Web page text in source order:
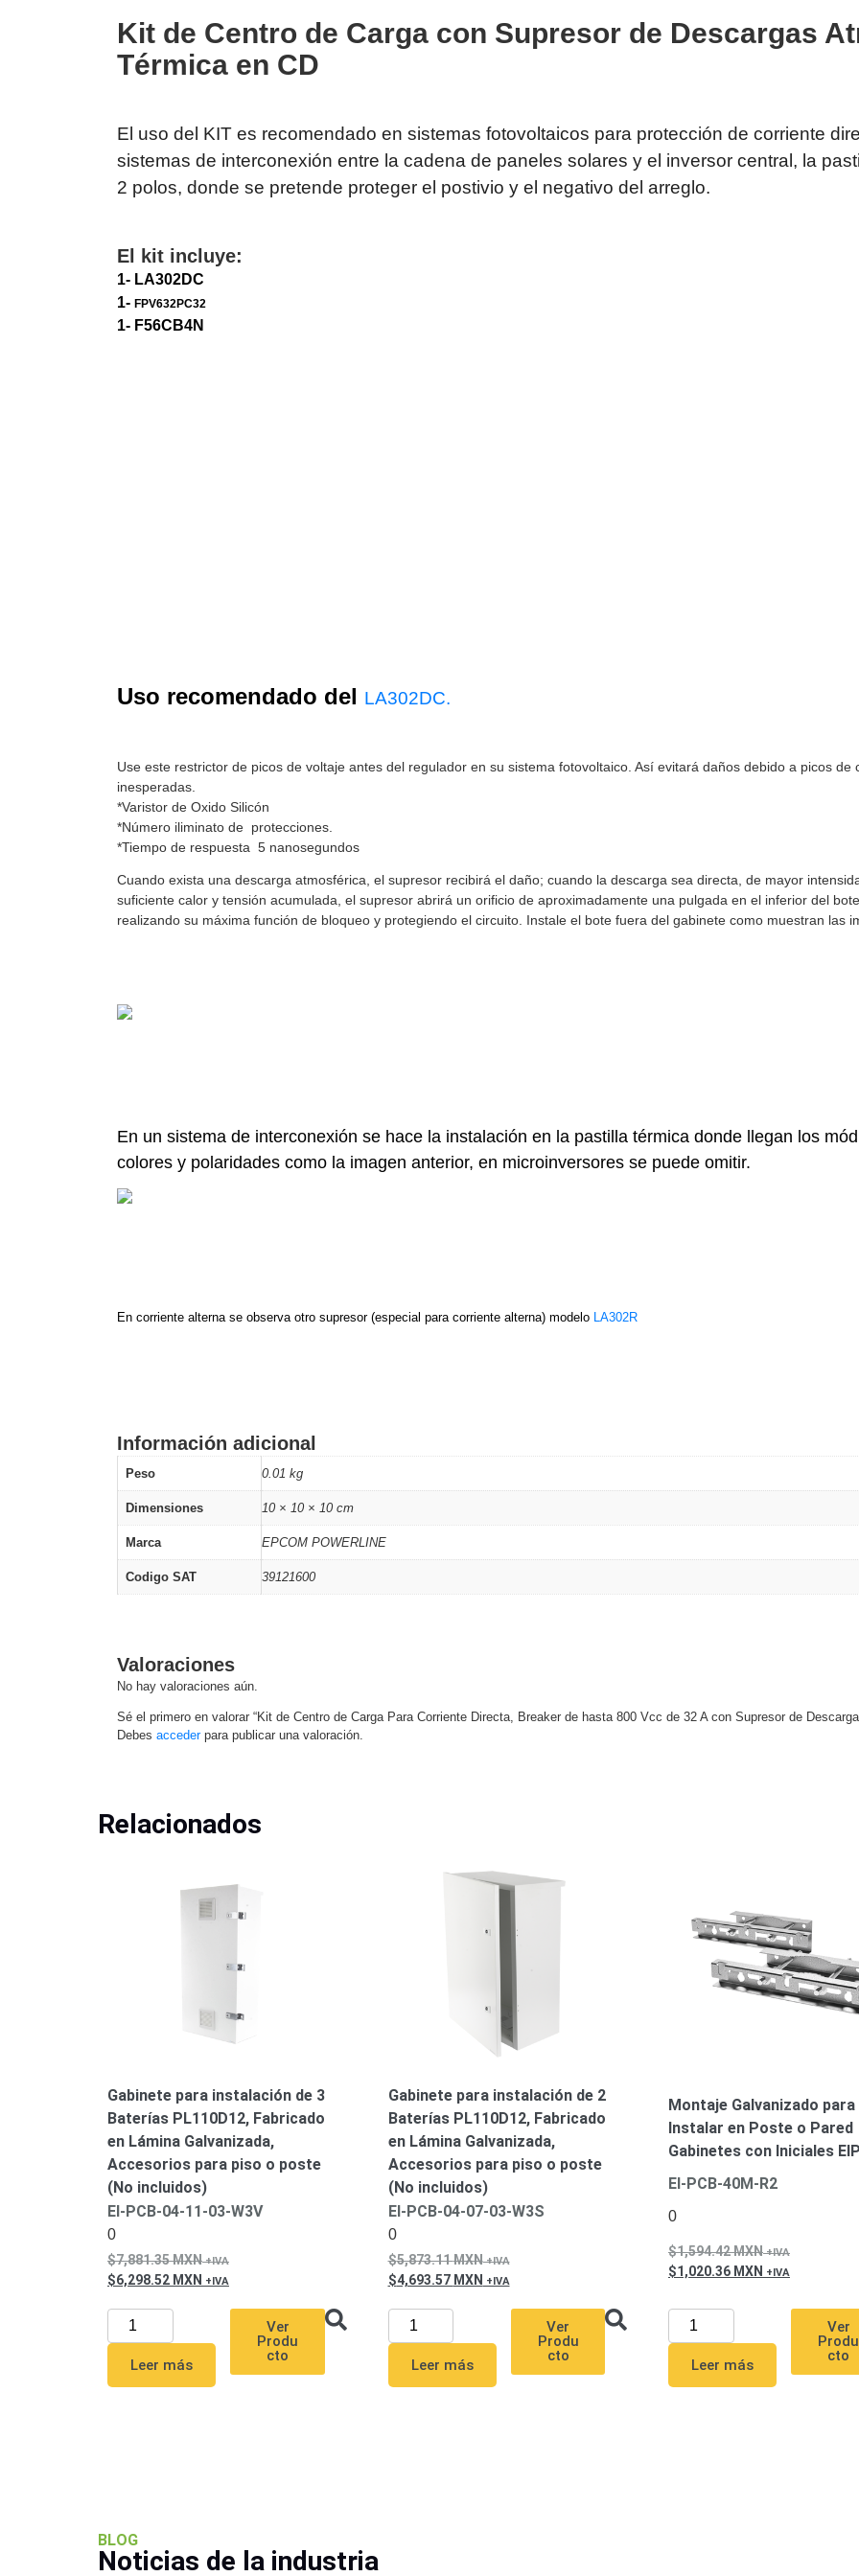
EPCOM CloudHIKVISION
Videograbadoras Móviles, Dash Cams y Body Cams
AccesoriosBody Cams (Portátiles)
Kit de Centro de Carga con Supresor de Descargas
Térmica en CD
El uso del KIT es recomendado en sistemas fotovoltaicos para protección de corriente
sistemas de interconexión entre la cadena de paneles solares y el inversor central, la
2 polos, donde se pretende proteger el postivio y el negativo del arreglo.
El kit incluye:
1- LA302DC
1- FPV632PC32
1- F56CB4N
Uso recomendado del LA302DC.
Use este restrictor de picos de voltaje antes del regulador en su sistema fotovoltaico. Así evitará daños debido a picos
inesperadas.
*Varistor de Oxido Silicón
*Número iliminato de protecciones.
*Tiempo de respuesta 5 nanosegundos
Cuando exista una descarga atmosférica, el supresor recibirá el daño; cuando la descarga sea directa, de mayor
suficiente calor y tensión acumulada, el supresor abrirá un orificio de aproximadamente una pulgada en el inferior del
realizando su máxima función de bloqueo y protegiendo el circuito. Instale el bote fuera del gabinete como muestran las
En un sistema de interconexión se hace la instalación en la pastilla térmica donde llegan los
colores y polaridades como la imagen anterior, en microinversores se puede omitir.
En corriente alterna se observa otro supresor (especial para corriente alterna) modelo LA302R
Información adicional
Peso 0.01 kg
Dimensiones 10 × 10 × 10 cm
Marca EPCOM POWERLINE
Codigo SAT 39121600
Valoraciones
No hay valoraciones aún.
Sé el primero en valorar “Kit de Centro de Carga Para Corriente Directa, Breaker de hasta 800 Vcc de 32 A con Supresor de
Debes accederpara publicar una valoración.
Relacionados
Gabinete para instalación de 3
Baterías PL110D12, Fabricado
en Lámina Galvanizada,
Accesorios para piso o poste
(No incluidos)
EI-PCB-04-11-03-W3V
0
7,881.35MXN
6,298.52 MXN
Leer más
Ver
Produ
cto
Gabinete para instalación de 2
Baterías PL110D12, Fabricado
en Lámina Galvanizada,
Accesorios para piso o poste
(No incluidos)
EI-PCB-04-07-03-W3S
0
5,873.11MXN
4,693.57 MXN
Leer más
Ver
Produ
cto
Montaje Galvanizado para
Instalar en Poste o Pared
Gabinetes con Iniciales
EI-PCB-40M-R2
0
1,594.42MXN
1,020.36 MXN
Leer más
Ver
Produ
cto
BLOG
Noticias de la industria